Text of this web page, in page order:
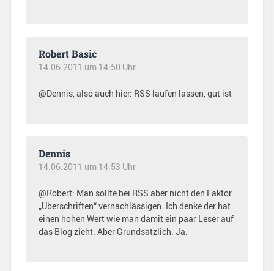
Robert Basic
14.06.2011 um 14:50 Uhr
@Dennis, also auch hier: RSS laufen lassen, gut ist
Dennis
14.06.2011 um 14:53 Uhr
@Robert: Man sollte bei RSS aber nicht den Faktor
„Überschriften“ vernachlässigen. Ich denke der hat
einen hohen Wert wie man damit ein paar Leser auf
das Blog zieht. Aber Grundsätzlich: Ja.